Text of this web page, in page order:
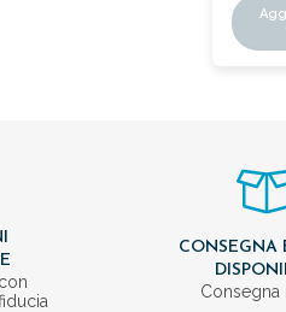
CONSEGNA
Consegna